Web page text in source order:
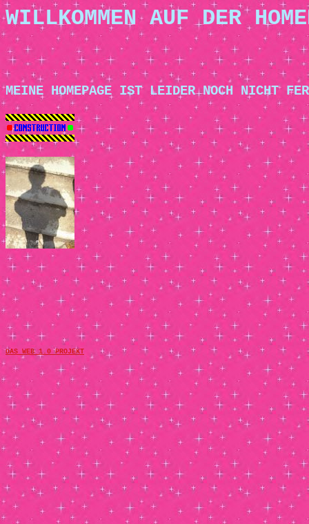
WILLKOMMEN AUF DER
MEINE HOMEPAGE IST LEIDER NOCH NICHT
DAS WEB 1.0 PROJEKT